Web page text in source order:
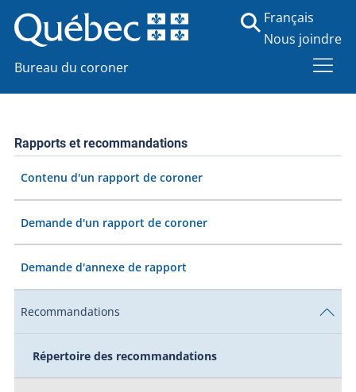
Bureau du coroner
Français
Nous joindre
Rapports et recommandations
Contenu d'un rapport de coroner
Demande d'un rapport de coroner
Demande d'annexe de rapport
Recommandations
Répertoire des recommandations